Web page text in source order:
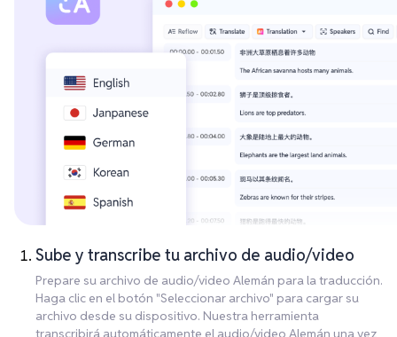
Sube y transcribe tu archivo de audio/video
Prepare su archivo de audio/video Alemán para la traducción.
Haga clic en el botón "Seleccionar archivo" para cargar su
archivo desde su dispositivo. Nuestra herramienta
transcribirá automáticamente el audio/video Alemán una vez